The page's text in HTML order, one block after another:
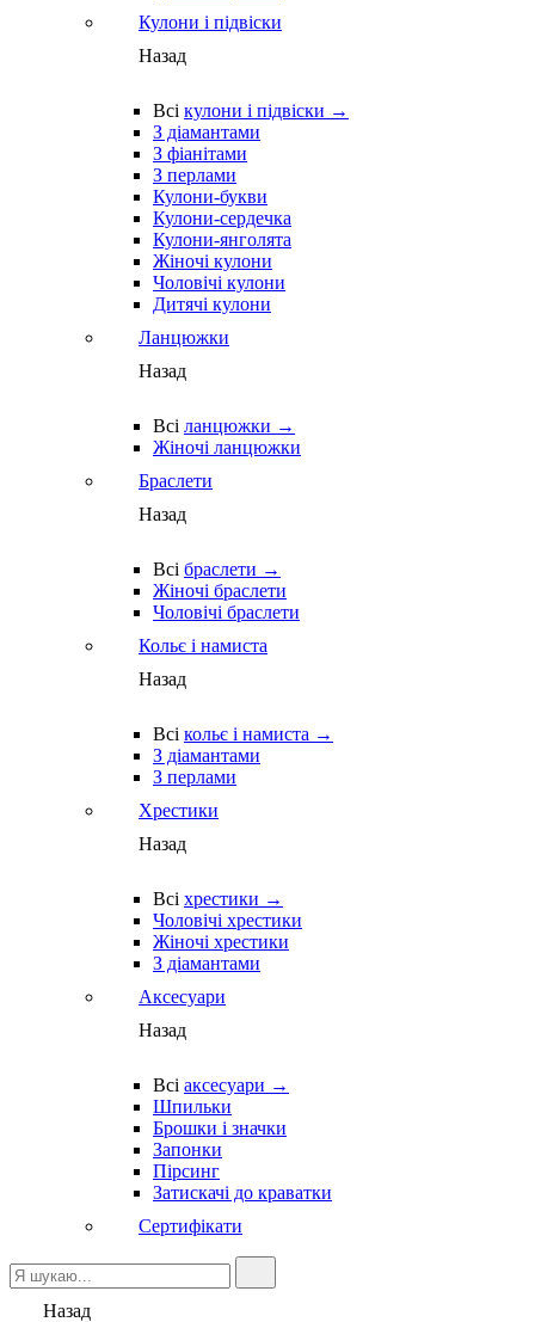
Кулони і підвіски
Назад
Всі кулони і підвіски →
З діамантами
З фіанітами
З перлами
Кулони-букви
Кулони-сердечка
Кулони-янголята
Жіночі кулони
Чоловічі кулони
Дитячі кулони
Ланцюжки
Назад
Всі ланцюжки →
Жіночі ланцюжки
Браслети
Назад
Всі браслети →
Жіночі браслети
Чоловічі браслети
Кольє і намиста
Назад
Всі кольє і намиста →
З діамантами
З перлами
Хрестики
Назад
Всі хрестики →
Чоловічі хрестики
Жіночі хрестики
З діамантами
Аксесуари
Назад
Всі аксесуари →
Шпильки
Брошки і значки
Запонки
Пірсинг
Затискачі до краватки
Сертифікати
Назад